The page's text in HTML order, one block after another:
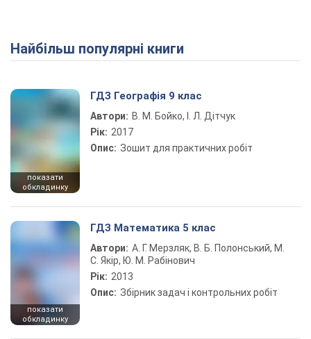
Найбільш популярні книги
показати
обкладинку
ГДЗ Географія 9 клас
Автори: В. М. Бойко, І. Л. Дітчук
Рік: 2017
Опис: Зошит для практичних робіт
показати
обкладинку
ГДЗ Математика 5 клас
Автори: А. Г. Мерзляк, В. Б. Полонський, М.
С. Якір, Ю. М. Рабінович
Рік: 2013
Опис: Збірник задач і контрольних робіт